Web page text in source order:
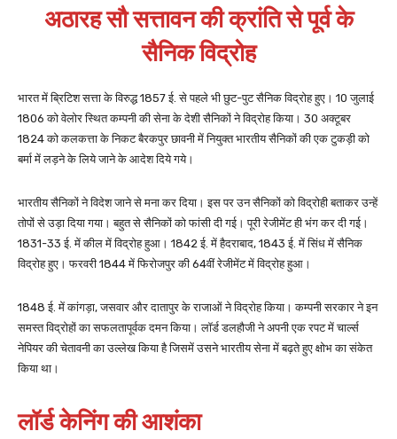
अठारह सौ सत्तावन की क्रांति से पूर्व के
सैनिक विद्रोह
भारत में ब्रिटिश सत्ता के विरुद्ध 1857 ई. से पहले भी छुट-पुट सैनिक विद्रोह हुए। 10 जुलाई
1806 को वेलोर स्थित कम्पनी की सेना के देशी सैनिकों ने विद्रोह किया। 30 अक्टूबर
1824 को कलकत्ता के निकट बैरकपुर छावनी में नियुक्त भारतीय सैनिकों की एक टुकड़ी को
बर्मा में लड़ने के लिये जाने के आदेश दिये गये।
भारतीय सैनिकों ने विदेश जाने से मना कर दिया। इस पर उन सैनिकों को विद्रोही बताकर उन्हें
तोपों से उड़ा दिया गया। बहुत से सैनिकों को फांसी दी गई। पूरी रेजीमेंट ही भंग कर दी गई।
1831-33 ई. में कील में विद्रोह हुआ। 1842 ई. में हैदराबाद, 1843 ई. में सिंध में सैनिक
विद्रोह हुए। फरवरी 1844 में फिरोजपुर की 64वीं रेजीमेंट में विद्रोह हुआ।
1848 ई. में कांगड़ा, जसवार और दातापुर के राजाओं ने विद्रोह किया। कम्पनी सरकार ने इन
समस्त विद्रोहों का सफलतापूर्वक दमन किया। लॉर्ड डलहौजी ने अपनी एक रपट में चार्ल्स
नेपियर की चेतावनी का उल्लेख किया है जिसमें उसने भारतीय सेना में बढ़ते हुए क्षोभ का संकेत
किया था।
लॉर्ड केनिंग की आशंका